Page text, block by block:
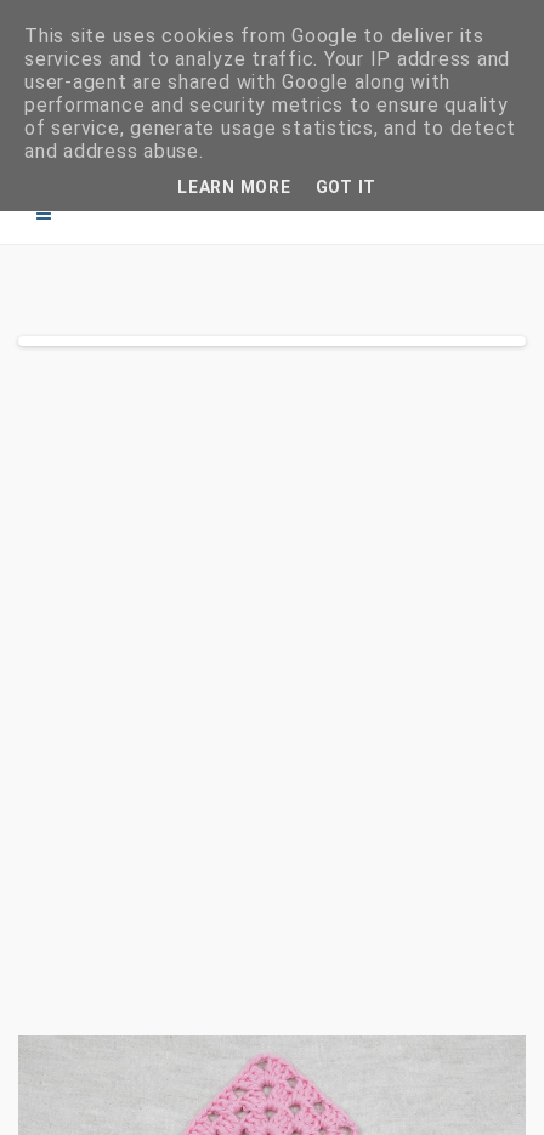
This site uses cookies from Google to deliver its
services and to analyze traffic. Your IP address and
user-agent are shared with Google along with
performance and security metrics to ensure quality
of service, generate usage statistics, and to detect
and address abuse.
LEARN MORE GOT IT